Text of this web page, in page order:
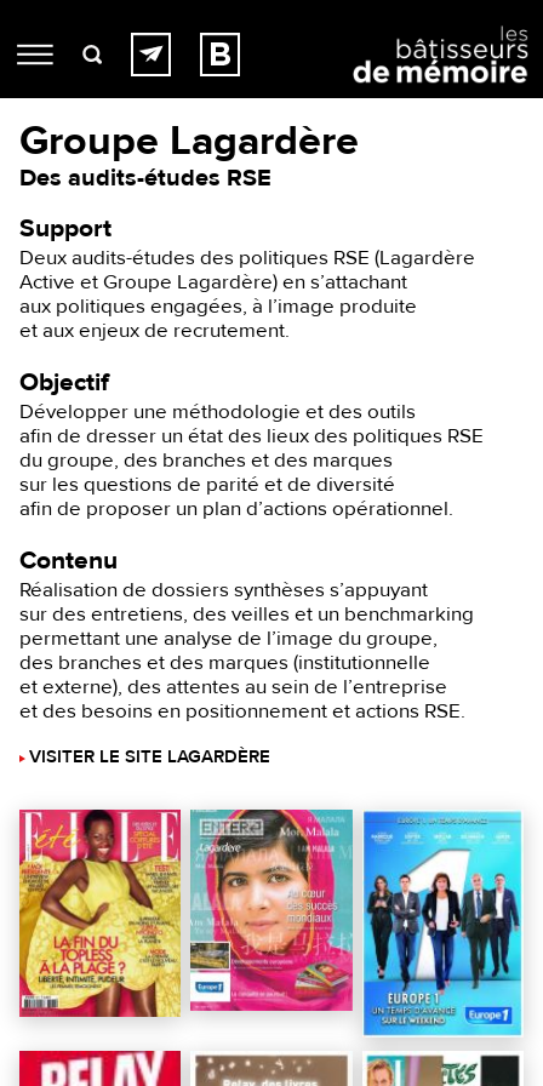
Groupe Lagardère
Des audits-études RSE
Support
Deux audits-études des politiques RSE (Lagardère
Active et Groupe Lagardère) en s’attachant
aux politiques engagées, à l’image produite
et aux enjeux de recrutement.
Objectif
Développer une méthodologie et des outils
afin de dresser un état des lieux des politiques RSE
du groupe, des branches et des marques
sur les questions de parité et de diversité
afin de proposer un plan d’actions opérationnel.
Contenu
Réalisation de dossiers synthèses s’appuyant
sur des entretiens, des veilles et un benchmarking
permettant une analyse de l’image du groupe,
des branches et des marques (institutionnelle
et externe), des attentes au sein de l’entreprise
et des besoins en positionnement et actions RSE.
VISITER LE SITE LAGARDÈRE